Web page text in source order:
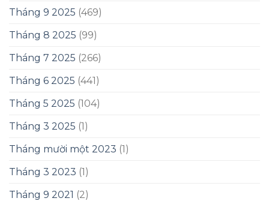
Tháng 9 2025 (469)
Tháng 8 2025 (99)
Tháng 7 2025 (266)
Tháng 6 2025 (441)
Tháng 5 2025 (104)
Tháng 3 2025 (1)
Tháng mười một 2023 (1)
Tháng 3 2023 (1)
Tháng 9 2021 (2)